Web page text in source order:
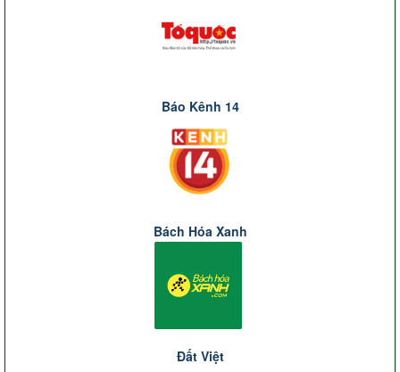
Báo Kênh 14
Bách Hóa Xanh
Đất Việt